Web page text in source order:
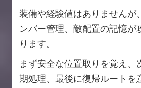
装備や経験値はありませんが
ンバー管理、敵配置の記憶が
ります。
まず安全な位置取りを覚え、
期処理、最後に復帰ルートを